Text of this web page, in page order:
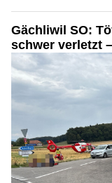
Gächliwil SO:
schwer verletzt